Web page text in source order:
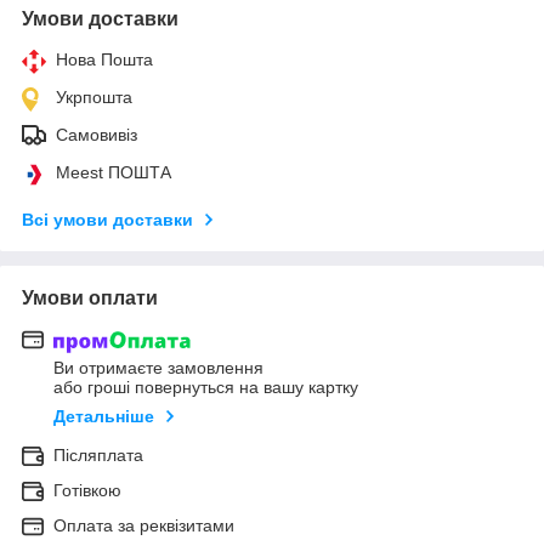
Умови доставки
Нова Пошта
Укрпошта
Самовивіз
Meest ПОШТА
Всі умови доставки
Умови оплати
Ви отримаєте замовлення
або гроші повернуться на вашу картку
Детальніше
Післяплата
Готівкою
Оплата за реквізитами